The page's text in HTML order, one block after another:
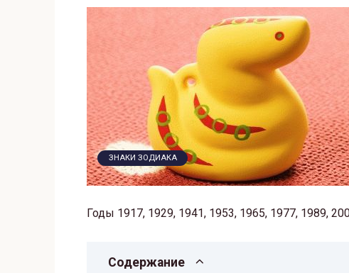
ЗНАКИ ЗОДИАКА
Годы 1917, 1929, 1941, 1953, 1965, 1977, 1989,
Содержание